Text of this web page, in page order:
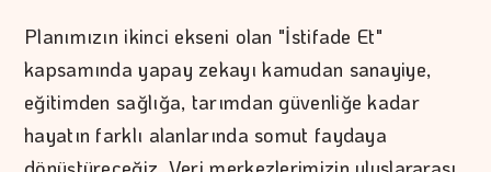
Planımızın ikinci ekseni olan "İstifade Et"
kapsamında yapay zekayı kamudan sanayiye,
eğitimden sağlığa, tarımdan güvenliğe kadar
hayatın farklı alanlarında somut faydaya